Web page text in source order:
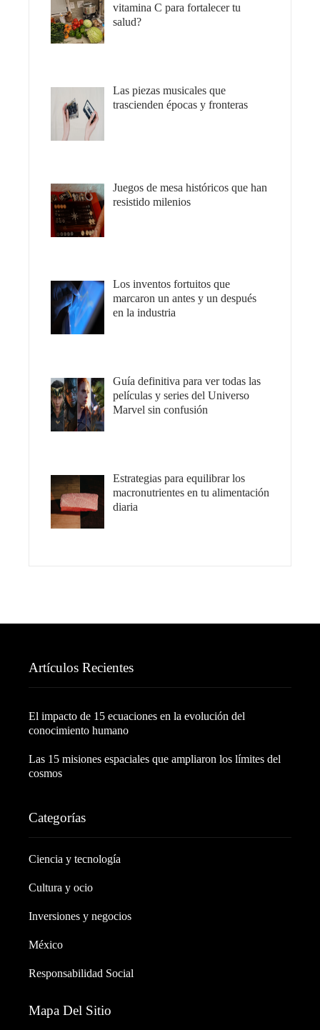
vitamina C para fortalecer tu
salud?
Las piezas musicales que
trascienden épocas y fronteras
Juegos de mesa históricos que han
resistido milenios
Los inventos fortuitos que
marcaron un antes y un después
en la industria
Guía definitiva para ver todas las
películas y series del Universo
Marvel sin confusión
Estrategias para equilibrar los
macronutrientes en tu alimentación
diaria
Artículos Recientes
El impacto de 15 ecuaciones en la evolución del
conocimiento humano
Las 15 misiones espaciales que ampliaron los límites del
cosmos
Categorías
Ciencia y tecnología
Cultura y ocio
Inversiones y negocios
México
Responsabilidad Social
Mapa Del Sitio